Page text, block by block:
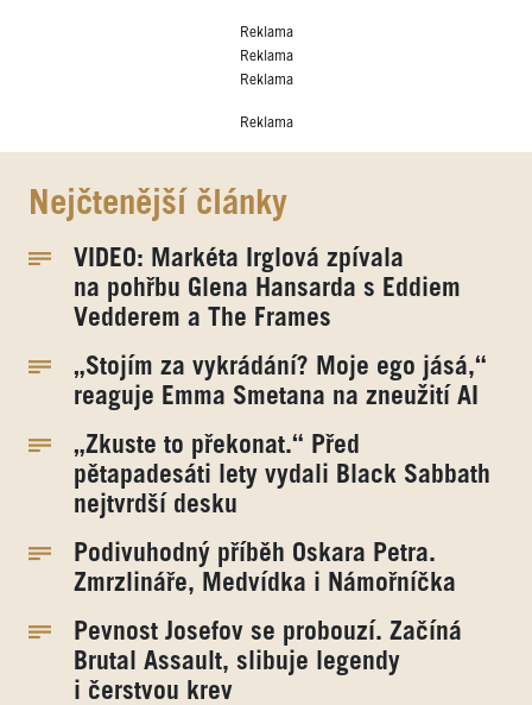
Reklama
Reklama
Reklama
Reklama
Nejčtenější články
VIDEO: Markéta Irglová zpívala
na pohřbu Glena Hansarda s Eddiem
Vedderem a The Frames
„Stojím za vykrádání? Moje ego jásá,“
reaguje Emma Smetana na zneužití AI
„Zkuste to překonat.“ Před
pětapadesáti lety vydali Black Sabbath
nejtvrdší desku
Podivuhodný příběh Oskara Petra.
Zmrzlináře, Medvídka i Námořníčka
Pevnost Josefov se probouzí. Začíná
Brutal Assault, slibuje legendy
i čerstvou krev